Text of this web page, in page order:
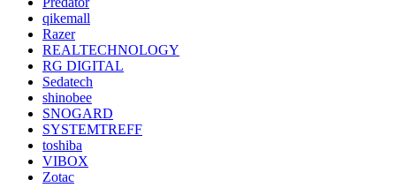
qikemall
Razer
REALTECHNOLOGY
RG DIGITAL
Sedatech
shinobee
SNOGARD
SYSTEMTREFF
toshiba
VIBOX
Zotac